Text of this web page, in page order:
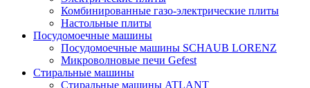
Комбинированные газо-электрические плиты
Настольные плиты
Посудомоечные машины
Посудомоечные машины SCHAUB LORENZ
Микроволновые печи Gefest
Стиральные машины
Стиральные машины ATLANT